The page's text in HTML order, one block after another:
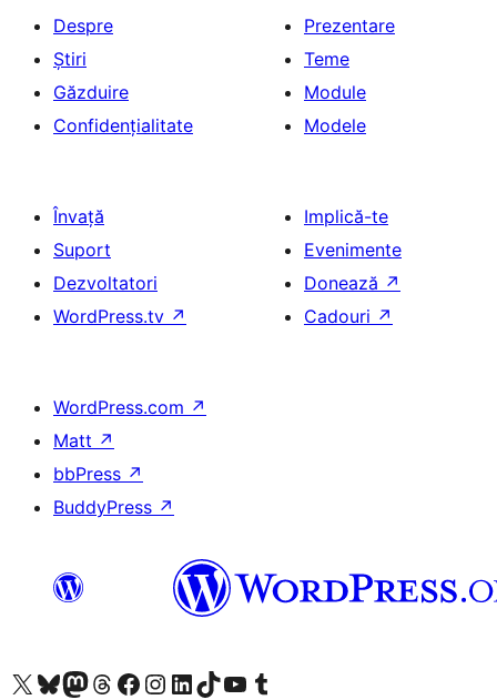
Despre
Știri
Găzduire
Confidențialitate
Prezentare
Teme
Module
Modele
Învață
Suport
Dezvoltatori
WordPress.tv ↗
Implică-te
Evenimente
Donează ↗
Cadouri ↗
WordPress.com ↗
Matt ↗
bbPress ↗
BuddyPress ↗
Mergi la contul nostru X (fost Twitter)
Vizitează contul nostru Bluesky
Vizitează contul nostru Mastodon
Vizitează contul nostru Threads
Vizitează pagina noastră Facebook
Vizitează-ne pe Instagram
Vizitează-ne pe LinkedIn
Vizitează contul nostru TikTok
Vizitează canalul nostru YouTube
Vizitează contul nostru Tumblr